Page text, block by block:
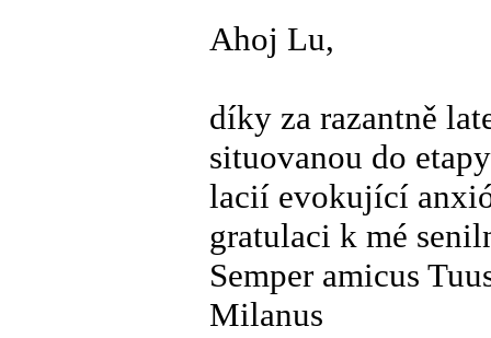
Ahoj Lu,
díky za razantně
situovanou do
lacií evokující
gratulaci k mé
Semper amicus
Milanus